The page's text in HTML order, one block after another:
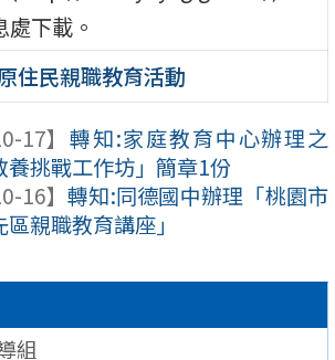
組
處下載。
住民親職教育活動
17】 轉知:家庭教育中心辦理之
養挑戰工作坊」簡章1份
16】 轉知:同德國中辦理「桃園市
親職教育講座」